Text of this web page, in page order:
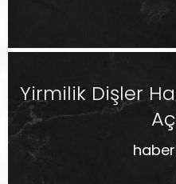
Yirmilik Dişler